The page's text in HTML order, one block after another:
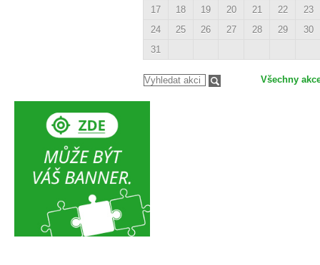
17
18 19 20 21 22
23
24
25 26 27 28 29
30
31
Všechny